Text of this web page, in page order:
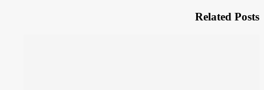
Related Posts